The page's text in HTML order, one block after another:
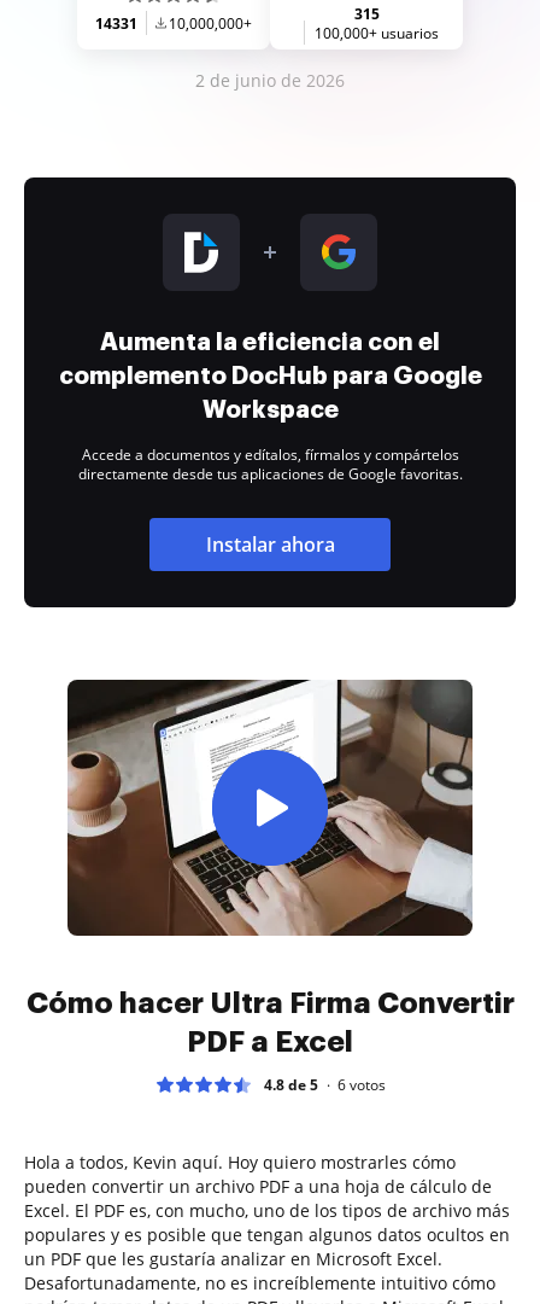
14331 10,000,000+
315
100,000+ usuarios
2 de junio de 2026
Aumenta la eficiencia con el
complemento DocHub para Google
Workspace
Accede a documentos y edítalos, fírmalos y compártelos
directamente desde tus aplicaciones de Google favoritas.
Instalar ahora
Cómo hacer Ultra Firma Convertir
PDF a Excel
4.8 de 5 6votos
Hola a todos, Kevin aquí. Hoy quiero mostrarles cómo
pueden convertir un archivo PDF a una hoja de cálculo de
Excel. El PDF es, con mucho, uno de los tipos de archivo más
populares y es posible que tengan algunos datos ocultos en
un PDF que les gustaría analizar en Microsoft Excel.
Desafortunadamente, no es increíblemente intuitivo cómo